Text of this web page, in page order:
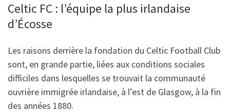
Celtic FC : l’équipe la plus irlandaise
d’Écosse
Les raisons derrière la fondation du Celtic Football Club
sont, en grande partie, liées aux conditions sociales
difficiles dans lesquelles se trouvait la communauté
ouvrière immigrée irlandaise, à l’est de Glasgow, à la fin
des années 1880.